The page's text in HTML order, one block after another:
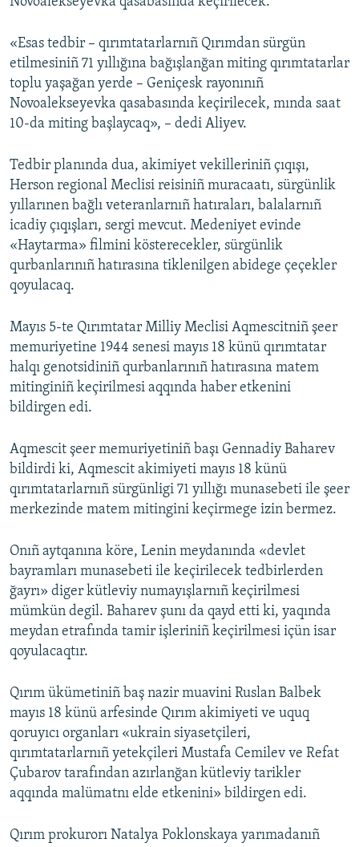
«Esas tedbir – qırımtatarlarnıñ Qırımdan sürgün
etilmesiniñ 71 yıllığına bağışlanğan miting qırımtatarlar
toplu yaşağan yerde – Geniçesk rayonınıñ
Novoalekseyevka qasabasında keçirilecek, mında saat
10-da miting başlaycaq», – dedi Aliyev.
Tedbir planında dua, akimiyet vekilleriniñ çıqışı,
Herson regional Meclisi reisiniñ muracaatı, sürgünlik
yıllarınen bağlı veteranlarnıñ hatıraları, balalarnıñ
icadiy çıqışları, sergi mevcut. Medeniyet evinde
«Haytarma» filmini kösterecekler, sürgünlik
qurbanlarınıñ hatırasına tiklenilgen abidege çeçekler
qoyulacaq.
Mayıs 5-te Qırımtatar Milliy Meclisi Aqmescitniñ şeer
memuriyetine 1944 senesi mayıs 18 künü qırımtatar
halqı genotsidiniñ qurbanlarınıñ hatırasına matem
mitinginiñ keçirilmesi aqqında haber etkenini
bildirgen edi.
Aqmescit şeer memuriyetiniñ başı Gennadiy Baharev
bildirdi ki, Aqmescit akimiyeti mayıs 18 künü
qırımtatarlarnıñ sürgünligi 71 yıllığı munasebeti ile şeer
merkezinde matem mitingini keçirmege izin bermez.
Onıñ aytqanına köre, Lenin meydanında «devlet
bayramları munasebeti ile keçirilecek tedbirlerden
ğayrı» diger kütleviy numayışlarnıñ keçirilmesi
mümkün degil. Baharev şunı da qayd etti ki, yaqında
meydan etrafında tamir işleriniñ keçirilmesi içün isar
qoyulacaqtır.
Qırım ükümetiniñ baş nazir muavini Ruslan Balbek
mayıs 18 künü arfesinde Qırım akimiyeti ve uquq
qoruyıcı organları «ukrain siyasetçileri,
qırımtatarlarnıñ yetekçileri Mustafa Cemilev ve Refat
Çubarov tarafından azırlanğan kütleviy tarikler
aqqında malümatnı elde etkenini» bildirgen edi.
Qırım prokurorı Natalya Poklonskaya yarımadanıñ